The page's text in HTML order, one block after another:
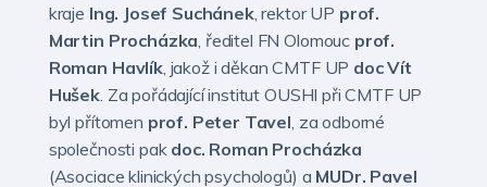
kraje Ing. Josef Suchánek, rektor UP prof.
Martin Procházka , ředitel FN Olomouc prof.
Roman Havlík, jakož i děkan CMTF UP doc Vít
Hušek . Za pořádající institut OUSHI při CMTF UP
byl přítomen prof. Peter Tavel , za odborné
společnosti pak doc. Roman Procházka
(Asociace klinických psychologů) a MUDr. Pavel